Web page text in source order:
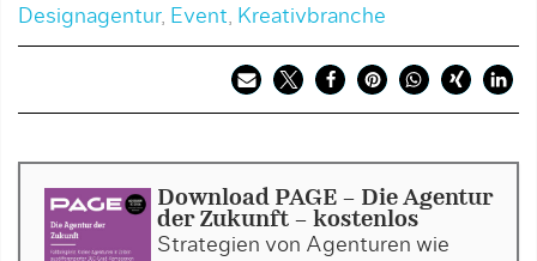
Designagentur, Event, Kreativbranche
Download PAGE - Die Agentur
der Zukunft - kostenlos
Strategien von Agenturen wie